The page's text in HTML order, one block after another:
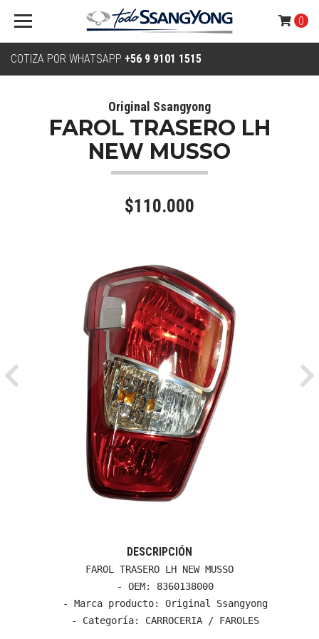
COTIZA POR WHATSAPP +56 9 9101 1515
0
Original Ssangyong
FAROL TRASERO LH
NEW MUSSO
$110.000
Previous
DESCRIPCIÓN
FAROL TRASERO LH NEW MUSSO
  - OEM: 8360138000
  - Marca producto: Original Ssangyong
  - Categoría: CARROCERIA / FAROLES